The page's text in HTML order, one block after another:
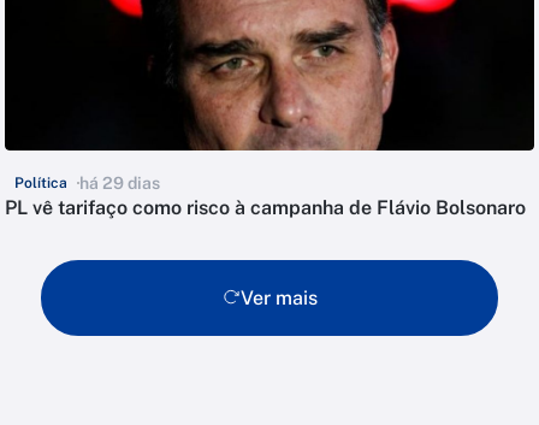
Política há 29 dias
PL vê tarifaço como risco à campanha de Flávio Bolsonaro
Ver mais